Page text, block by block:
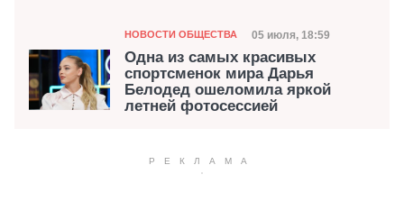
Категория
НОВОСТИ ОБЩЕСТВА Дата публикации
05 июля, 18:59
Одна из самых красивых
спортсменок мира Дарья
Белодед ошеломила яркой
летней фотосессией